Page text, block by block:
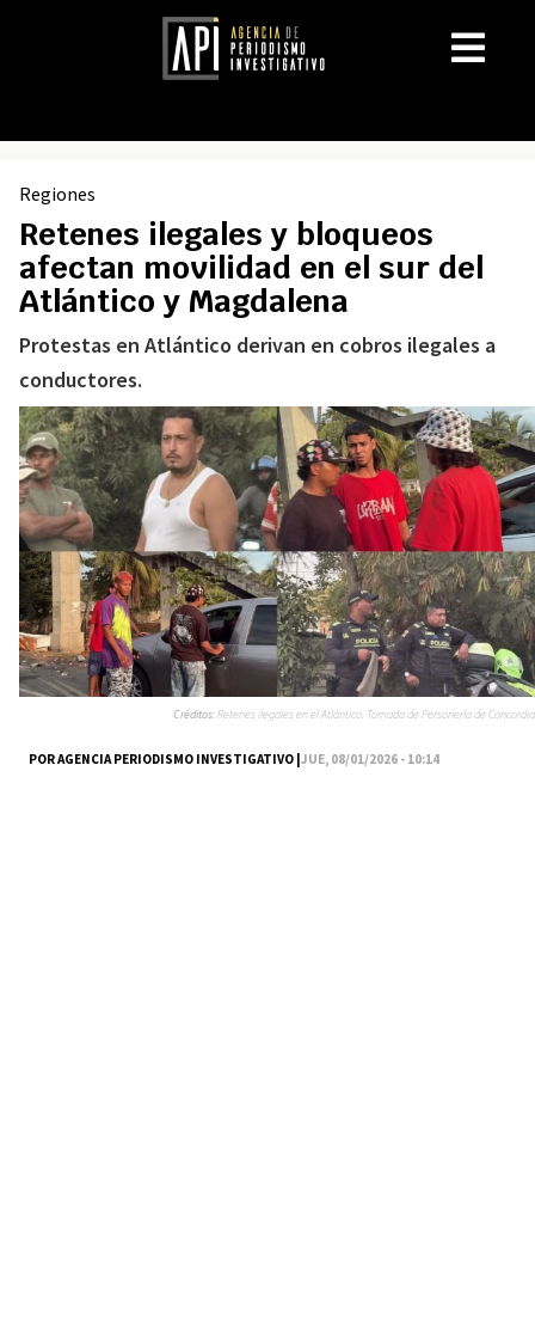
Regiones
Retenes ilegales y bloqueos
afectan movilidad en el sur del
Atlántico y Magdalena
Protestas en Atlántico derivan en cobros ilegales a
conductores.
POR AGENCIA PERIODISMO INVESTIGATIVO |JUE, 08/01/2026 - 10:14
Créditos:Retenes ilegales en el Atlántico. Tomada de Personería de Concordia